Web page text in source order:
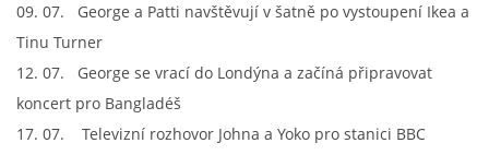
PAUL MCCARTNEY - KONCERTY
GEORGE HARRISON - SINGLY
09. 07. George a Patti navštěvují v šatně po vystoupení Ikea a
Tinu Turner
12. 07. George se vrací do Londýna a začíná připravovat
koncert pro Bangladéš
17. 07. Televizní rozhovor Johna a Yoko pro stanici BBC